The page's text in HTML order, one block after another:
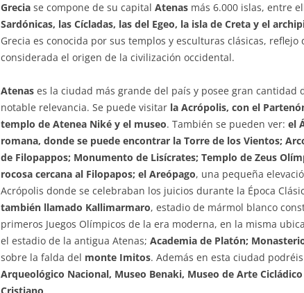
Grecia se compone de su capital Atenas más 6.000 islas, entre
Sardónicas, las Cícladas, las del Egeo, la isla de Creta y el
Grecia es conocida por sus templos y esculturas clásicas,
considerada el origen de la civilización occidental.
Atenas es la ciudad más grande del país y posee gran cantidad
notable relevancia. Se puede visitar la Acrópolis, con el
templo de Atenea Niké y el museo. También se pueden ver: el
romana, donde se puede encontrar la Torre de los Vientos;
de Filopappos; Monumento de Lisícrates; Templo de Zeus
rocosa cercana al Filopapos; el Areópago, una pequeña
Acrópolis donde se celebraban los juicios durante la Época
también llamado Kallimarmaro, estadio de mármol blanco
primeros Juegos Olímpicos de la era moderna, en la misma
el estadio de la antigua Atenas; Academia de Platón;
sobre la falda del monte Imitos. Además en esta ciudad
Arqueológico Nacional, Museo Benaki, Museo de Arte